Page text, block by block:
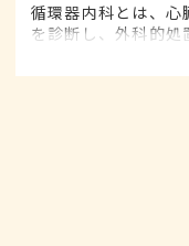
循環器内科とは、
を診断し、外科的
です。平成20年4月
ていました。